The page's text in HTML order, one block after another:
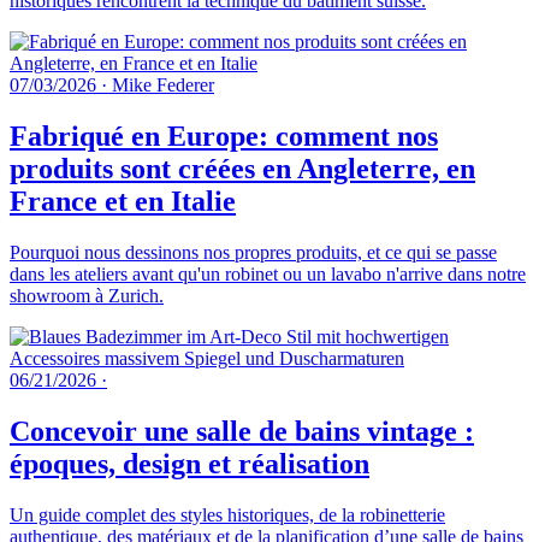
07/03/2026 · Mike Federer
Fabriqué en Europe: comment nos
produits sont créées en Angleterre, en
France et en Italie
Pourquoi nous dessinons nos propres produits, et ce qui se passe
dans les ateliers avant qu'un robinet ou un lavabo n'arrive dans notre
showroom à Zurich.
06/21/2026 ·
Concevoir une salle de bains vintage :
époques, design et réalisation
Un guide complet des styles historiques, de la robinetterie
authentique, des matériaux et de la planification d’une salle de bains